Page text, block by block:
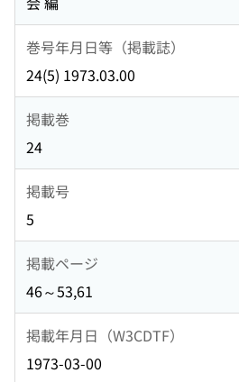
巻号年月日等（掲載誌）
24(5) 1973.03.00
掲載巻
24
掲載号
5
掲載ページ
46～53,61
掲載年月日（W3CDTF）
1973-03-00